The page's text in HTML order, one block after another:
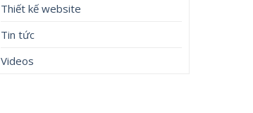
Thiết kế website
Tin tức
Videos